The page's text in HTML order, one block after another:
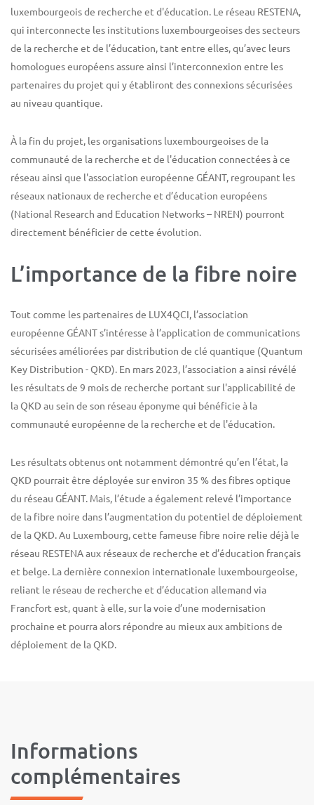
luxembourgeois de recherche et d'éducation. Le réseau RESTENA,
qui interconnecte les institutions luxembourgeoises des secteurs
de la recherche et de l’éducation, tant entre elles, qu’avec leurs
homologues européens assure ainsi l’interconnexion entre les
partenaires du projet qui y établiront des connexions sécurisées
au niveau quantique.
À la fin du projet, les organisations luxembourgeoises de la
communauté de la recherche et de l'éducation connectées à ce
réseau ainsi que l'association européenne GÉANT, regroupant les
réseaux nationaux de recherche et d’éducation européens
(National Research and Education Networks – NREN) pourront
directement bénéficier de cette évolution.
L’importance de la fibre noire
Tout comme les partenaires de LUX4QCI, l’association
européenne GÉANT s’intéresse à l’application de communications
sécurisées améliorées par distribution de clé quantique (Quantum
Key Distribution - QKD). En mars 2023, l’association a ainsi révélé
les résultats de 9 mois de recherche portant sur l'applicabilité de
la QKD au sein de son réseau éponyme qui bénéficie à la
communauté européenne de la recherche et de l'éducation.
Les résultats obtenus ont notamment démontré qu’en l’état, la
QKD pourrait être déployée sur environ 35 % des fibres optique
du réseau GÉANT. Mais, l’étude a également relevé l’importance
de la fibre noire dans l’augmentation du potentiel de déploiement
de la QKD. Au Luxembourg, cette fameuse fibre noire relie déjà le
réseau RESTENA aux réseaux de recherche et d’éducation français
et belge. La dernière connexion internationale luxembourgeoise,
reliant le réseau de recherche et d’éducation allemand via
Francfort est, quant à elle, sur la voie d’une modernisation
prochaine et pourra alors répondre au mieux aux ambitions de
déploiement de la QKD.
Informations
complémentaires